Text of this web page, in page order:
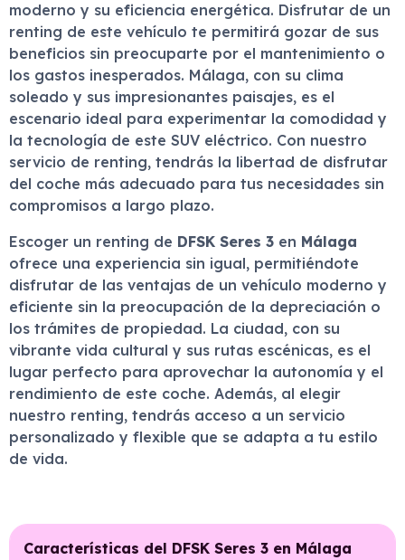
moderno y su eficiencia energética. Disfrutar de un
renting de este vehículo te permitirá gozar de sus
beneficios sin preocuparte por el mantenimiento o
los gastos inesperados. Málaga, con su clima
soleado y sus impresionantes paisajes, es el
escenario ideal para experimentar la comodidad y
la tecnología de este SUV eléctrico. Con nuestro
servicio de renting, tendrás la libertad de disfrutar
del coche más adecuado para tus necesidades sin
compromisos a largo plazo.
Escoger un renting de DFSK Seres 3 en Málaga
ofrece una experiencia sin igual, permitiéndote
disfrutar de las ventajas de un vehículo moderno y
eficiente sin la preocupación de la depreciación o
los trámites de propiedad. La ciudad, con su
vibrante vida cultural y sus rutas escénicas, es el
lugar perfecto para aprovechar la autonomía y el
rendimiento de este coche. Además, al elegir
nuestro renting, tendrás acceso a un servicio
personalizado y flexible que se adapta a tu estilo
de vida.
Características del DFSK Seres 3 en Málaga